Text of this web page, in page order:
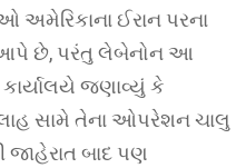
ઈરાન પરના
આપે છે, પરંતુ લેબેનોન આ
કાર્યાલયે જણાવ્યું કે
સામે તેના ઓપરેશન ચાલુ
જાહેરાત બાદ પણ